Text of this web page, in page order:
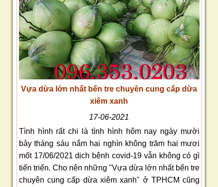
Vựa dừa lớn nhất bến tre chuyên cung cấp dừa
xiêm xanh
17-06-2021
Tình hình rất chi là tình hình hôm nay ngày mười
bảy tháng sáu nắm hai nghìn không trăm hai mươi
mốt 17/06/2021 dịch bệnh covid-19 vẫn không có gì
tiến triển. Cho nên những "Vựa dừa lớn nhất bến tre
chuyên cung cấp dừa xiêm xanh" ở TPHCM cũng